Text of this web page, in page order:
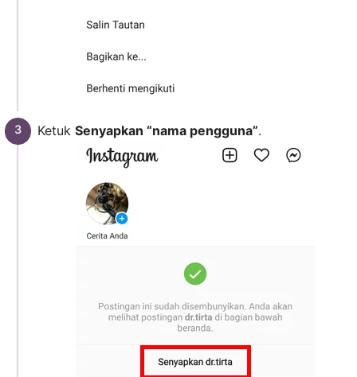
Ketuk Senyapkan “nama pengguna”.